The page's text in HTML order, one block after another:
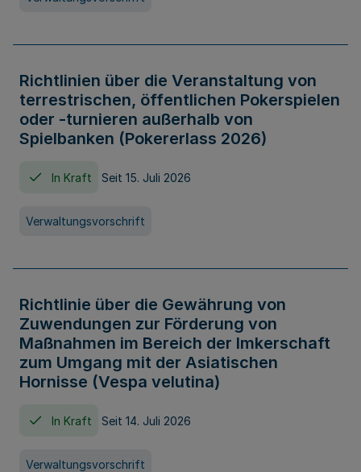
Richtlinien über die Veranstaltung von
terrestrischen, öffentlichen Pokerspielen
oder -turnieren außerhalb von
Spielbanken (Pokererlass 2026)
In Kraft Seit 15. Juli 2026
Verwaltungsvorschrift
Richtlinie über die Gewährung von
Zuwendungen zur Förderung von
Maßnahmen im Bereich der Imkerschaft
zum Umgang mit der Asiatischen
Hornisse (Vespa velutina)
In Kraft Seit 14. Juli 2026
Verwaltungsvorschrift